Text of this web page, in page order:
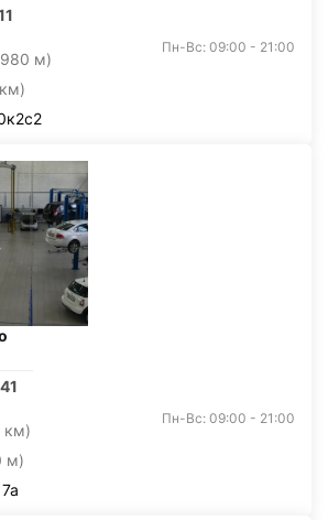
м)
Пн-Вс: 09:00 - 21:00
км)
м)
Пн-Вс: 09:00 - 21:00